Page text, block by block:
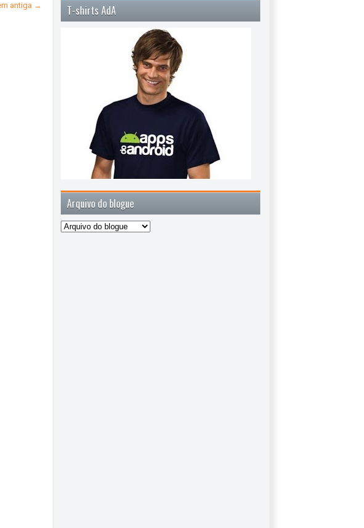
antiga → T-shirts AdA
Arquivo do blogue